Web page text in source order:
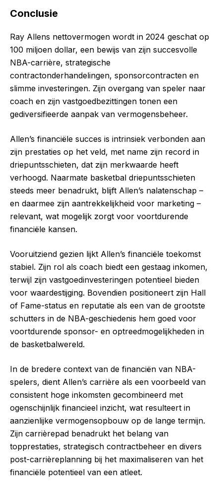
Conclusie
Ray Allens nettovermogen wordt in 2024 geschat op
100 miljoen dollar, een bewijs van zijn succesvolle
NBA-carrière, strategische
contractonderhandelingen, sponsorcontracten en
slimme investeringen. Zijn overgang van speler naar
coach en zijn vastgoedbezittingen tonen een
gediversifieerde aanpak van vermogensbeheer.
Allen’s financiële succes is intrinsiek verbonden aan
zijn prestaties op het veld, met name zijn record in
driepuntsschieten, dat zijn merkwaarde heeft
verhoogd. Naarmate basketbal driepuntsschieten
steeds meer benadrukt, blijft Allen’s nalatenschap –
en daarmee zijn aantrekkelijkheid voor marketing –
relevant, wat mogelijk zorgt voor voortdurende
financiële kansen.
Vooruitziend gezien lijkt Allen’s financiële toekomst
stabiel. Zijn rol als coach biedt een gestaag inkomen,
terwijl zijn vastgoedinvesteringen potentieel bieden
voor waardestijging. Bovendien positioneert zijn Hall
of Fame-status en reputatie als een van de grootste
schutters in de NBA-geschiedenis hem goed voor
voortdurende sponsor- en optreedmogelijkheden in
de basketbalwereld.
In de bredere context van de financiën van NBA-
spelers, dient Allen’s carrière als een voorbeeld van
consistent hoge inkomsten gecombineerd met
ogenschijnlijk financieel inzicht, wat resulteert in
aanzienlijke vermogensopbouw op de lange termijn.
Zijn carrièrepad benadrukt het belang van
topprestaties, strategisch contractbeheer en divers
post-carrièreplanning bij het maximaliseren van het
financiële potentieel van een atleet.